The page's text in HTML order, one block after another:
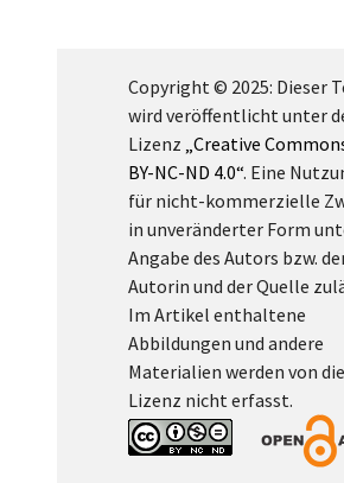
Copyright © 2025: Dieser
wird veröffentlicht unter
Lizenz „Creative
BY-NC-ND 4.0“. Eine
für nicht-kommerzielle
in unveränderter Form
Angabe des Autors bzw.
Autorin und der Quelle
Im Artikel enthaltene
Abbildungen und andere
Materialien werden von
Lizenz nicht erfasst.